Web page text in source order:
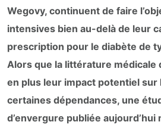
Wegovy, continuent de faire
intensives bien au-delà de leur
prescription pour le diabète de
Alors que la littérature médicale
en plus leur impact potentiel sur
certaines dépendances, une
d’envergure publiée